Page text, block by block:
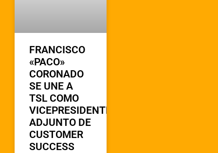
FRANCISCO
«PACO»
CORONADO
SE UNE A
TSL COMO
VICEPRESIDENTE
ADJUNTO DE
CUSTOMER
SUCCESS